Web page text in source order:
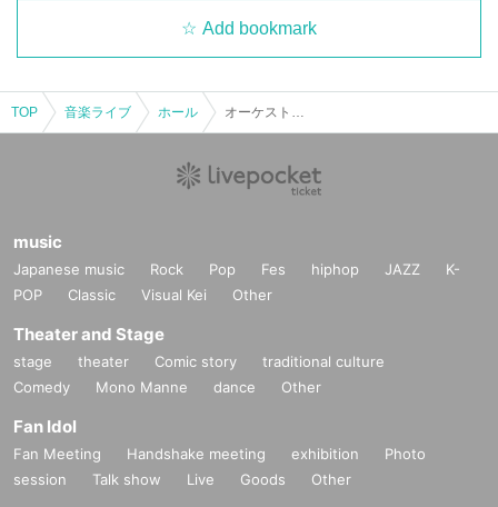
Add bookmark
TOP 音楽ライブ ホール
music
Japanese music Rock Pop Fes hiphop JAZZ
K-
POP
Classic Visual Kei Other
Theater and Stage
stage theater Comic story
traditional culture
Comedy
Mono Manne dance Other
Fan Idol
Fan Meeting Handshake meeting exhibition
Photo
session
Talk show Live Goods Other